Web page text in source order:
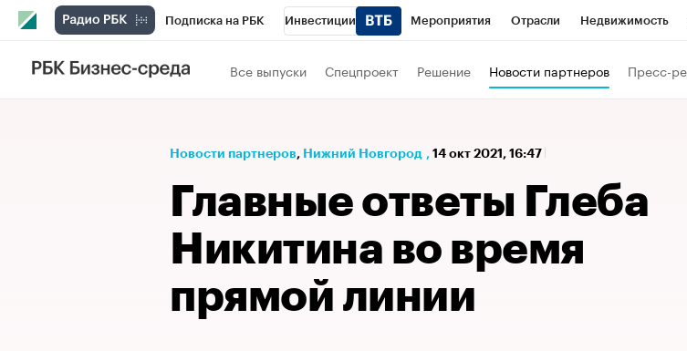
Подписка на РБК Инвестиции Мероприятия Отрасли Недвижимость
Телеканал
Спецпроекты Экономика Бизнес
Все выпуски Спецпроект Решение Новости партнеров Пресс-
Новости партнеров⁠, Нижний Новгород , 14 окт 2021, 16:47
Главные ответы Глеба
Никитина во время
прямой линии